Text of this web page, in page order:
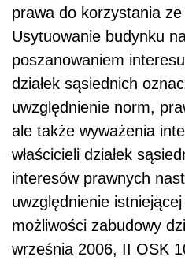
prawa do korzystania ze
Usytuowanie budynku
poszanowaniem
działek sąsiednich
uwzględnienie norm,
ale także wyważenia
właścicieli działek
interesów prawnych
uwzględnienie
możliwości zabudowy
września 2006, II OSK